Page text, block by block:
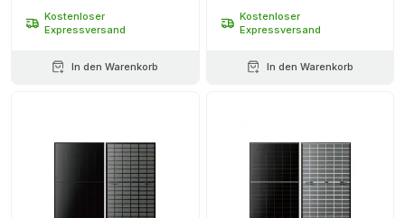
Kostenloser
Expressversand
In den Warenkorb
Kostenloser
Expressversand
In den Warenkorb